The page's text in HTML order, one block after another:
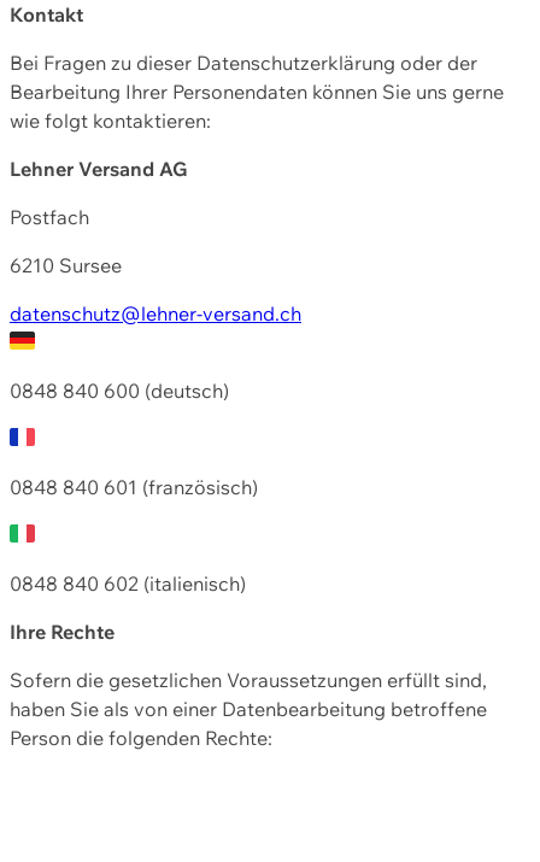
Kontakt
Bei Fragen zu dieser Datenschutzerklärung oder der
Bearbeitung Ihrer Personendaten können Sie uns gerne
wie folgt kontaktieren:
Lehner Versand AG
Postfach
6210 Sursee
datenschutz@lehner-versand.ch
0848 840 600 (deutsch)
0848 840 601 (französisch)
0848 840 602 (italienisch)
Ihre Rechte
Sofern die gesetzlichen Voraussetzungen erfüllt sind,
haben Sie als von einer Datenbearbeitung betroffene
Person die folgenden Rechte: